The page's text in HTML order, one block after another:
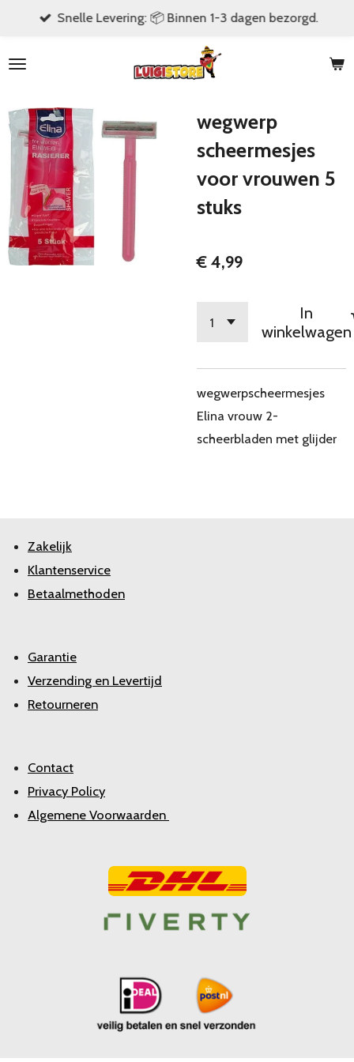
naar
hoofdinhoud
Snelle Levering: 📦 Binnen 1-3 dagen bezorgd.
wegwerp
scheermesjes
voor vrouwen 5
stuks
€ 4,99
In
winkelwagen
wegwerpscheermesjes
Elina vrouw 2-
scheerbladen met glijder
Zakelijk
Klantenservice
Betaalmethoden
Garantie
Verzending en Levertijd
Retourneren
Contact
Privacy Policy
Algemene Voorwaarden